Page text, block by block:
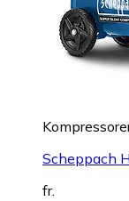
Scheppach
fr.